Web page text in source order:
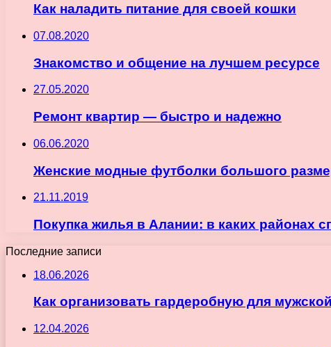
Как наладить питание для своей кошки
07.08.2020
Знакомство и общение на лучшем ресурсе
27.05.2020
Ремонт квартир — быстро и надежно
06.06.2020
Женские модные футболки большого
21.11.2019
Покупка жилья в Алании: в каких районах
Последние записи
18.06.2026
Как организовать гардеробную для
12.04.2026